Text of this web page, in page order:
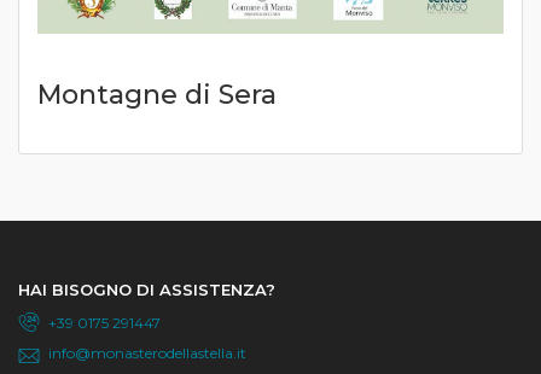
Montagne di Sera
HAI BISOGNO DI ASSISTENZA?
+39 0175 291447
info@monasterodellastella.it